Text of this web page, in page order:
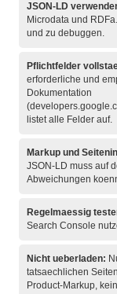
JSON-LD
Microdata und
und zu debuggen.
Pflichtfelder
erforderliche und
Dokumentation
listet alle Felder auf.
Markup und
JSON-LD muss auf
Abweichungen
Regelmaessig
Search Console
Nicht ueberladen:
tatsaechlichen
Product-Markup,